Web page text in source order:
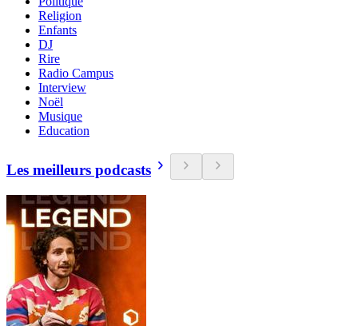
Religion
Enfants
DJ
Rire
Radio Campus
Interview
Noël
Musique
Education
Les meilleurs podcasts